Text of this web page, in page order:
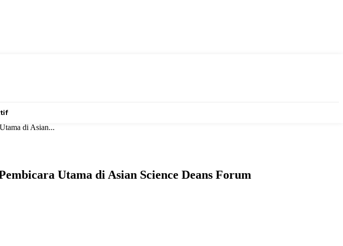
di Asian...
Utama di Asian Science Deans Forum